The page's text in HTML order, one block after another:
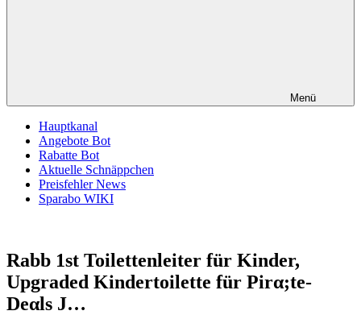
Menü
Hauptkanal
Angebote Bot
Rabatte Bot
Aktuelle Schnäppchen
Preisfehler News
Sparabo WIKI
Rabb 1st Toilettenleiter für Kinder,
Upgraded Kindertoilette für Pirα;tе-
Dеαls J…